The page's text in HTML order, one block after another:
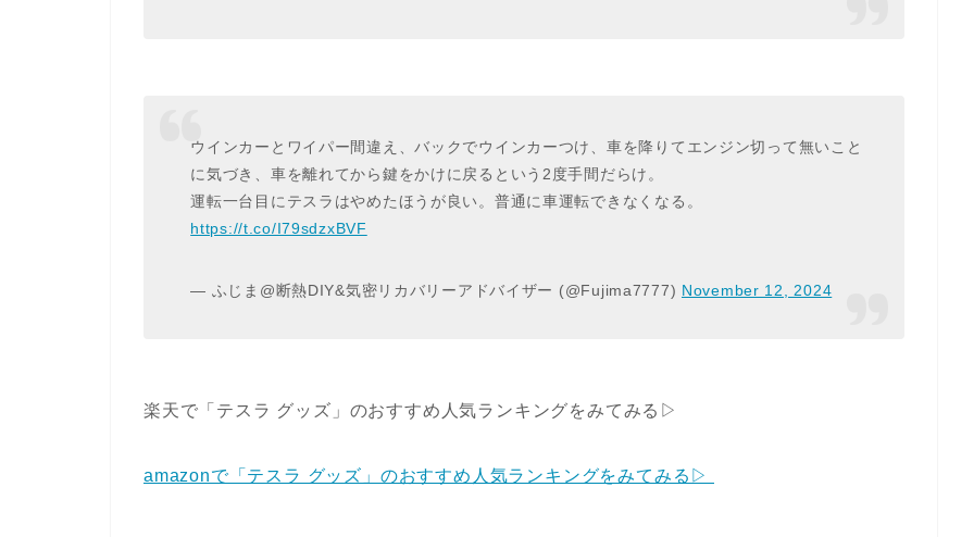
ウインカーとワイパー間違え、バックでウインカーつけ、車を降りてエンジン切って無いこと
に気づき、車を離れてから鍵をかけに戻るという2度手間だらけ。
運転一台目にテスラはやめたほうが良い。普通に車運転できなくなる。
https://t.co/I79sdzxBVF
— ふじま@断熱DIY&気密リカバリーアドバイザー (@Fujima7777) November 12, 2024
楽天で「テスラ グッズ」のおすすめ人気ランキングをみてみる▷
amazonで「テスラ グッズ」のおすすめ人気ランキングをみてみる▷